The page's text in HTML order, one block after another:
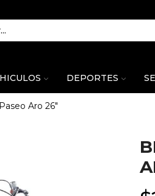
DEPORTES
Paseo Aro 26"